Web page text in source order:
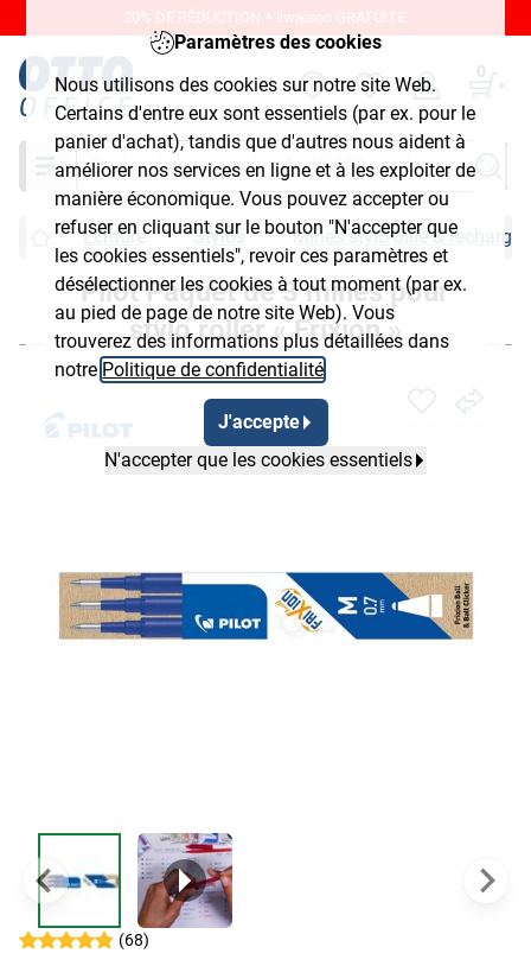
Paramètres des cookies
Nous utilisons des cookies sur notre site Web.
Certains d'entre eux sont essentiels (par ex. pour le
panier d'achat), tandis que d'autres nous aident à
améliorer nos services en ligne et à les exploiter de
manière économique. Vous pouvez accepter ou
refuser en cliquant sur le bouton "N'accepter que
les cookies essentiels", revoir ces paramètres et
désélectionner les cookies à tout moment (par ex.
au pied de page de notre site Web). Vous
trouverez des informations plus détaillées dans
notre Politique de confidentialité
J'accepte
N'accepter que les cookies essentiels
20% DE RÉDUCTION + livraison GRATUITE.
0
Chercher
Écriture Stylos Mines stylo-bille & recharges
Pilot Paquet de 3 mines pour
stylo roller « Frixion »
(68)